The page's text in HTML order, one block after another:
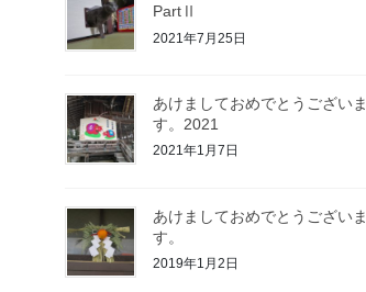
PartⅡ
2021年7月25日
あけましておめでとうございま
す。2021
2021年1月7日
あけましておめでとうございま
す。
2019年1月2日